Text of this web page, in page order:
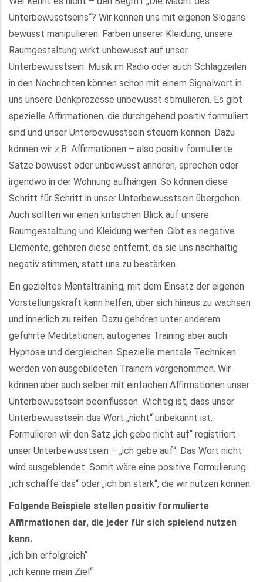
Unterbewusstseins“? Wir können uns mit eigenen Slogans
bewusst manipulieren. Farben unserer Kleidung, unsere
Raumgestaltung wirkt unbewusst auf unser
Unterbewusstsein. Musik im Radio oder auch Schlagzeilen
in den Nachrichten können schon mit einem Signalwort in
uns unsere Denkprozesse unbewusst stimulieren. Es gibt
spezielle Affirmationen, die durchgehend positiv formuliert
sind und unser Unterbewusstsein steuern können. Dazu
können wir z.B. Affirmationen – also positiv formulierte
Sätze bewusst oder unbewusst anhören, sprechen oder
irgendwo in der Wohnung aufhängen. So können diese
Schritt für Schritt in unser Unterbewusstsein übergehen.
Auch sollten wir einen kritischen Blick auf unsere
Raumgestaltung und Kleidung werfen. Gibt es negative
Elemente, gehören diese entfernt, da sie uns nachhaltig
negativ stimmen, statt uns zu bestärken.
Ein gezieltes Mentaltraining, mit dem Einsatz der eigenen
Vorstellungskraft kann helfen, über sich hinaus zu wachsen
und innerlich zu reifen. Dazu gehören unter anderem
geführte Meditationen, autogenes Training aber auch
Hypnose und dergleichen. Spezielle mentale Techniken
werden von ausgebildeten Trainern vorgenommen. Wir
können aber auch selber mit einfachen Affirmationen unser
Unterbewusstsein beeinflussen. Wichtig ist, dass unser
Unterbewusstsein das Wort „nicht“ unbekannt ist.
Formulieren wir den Satz „ich gebe nicht auf“ registriert
unser Unterbewusstsein – „ich gebe auf“. Das Wort nicht
wird ausgeblendet. Somit wäre eine positive Formulierung
„ich schaffe das“ oder „ich bin stark“, die wir nutzen können.
Folgende Beispiele stellen positiv formulierte
Affirmationen dar, die jeder für sich spielend nutzen
kann.
„ich bin erfolgreich“
„ich kenne mein Ziel“